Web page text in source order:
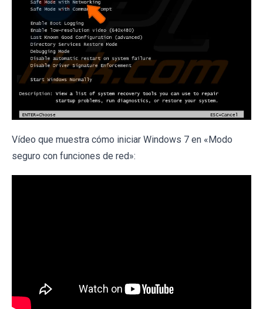
Vídeo que muestra cómo iniciar Windows 7 en «Modo
seguro con funciones de red»: